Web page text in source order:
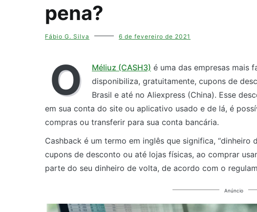
pena?
Fábio G. Silva 6 de fevereiro de 2021
O Méliuz (CASH3) é uma das empresas mais
disponibiliza, gratuitamente, cupons de
Brasil e até no Aliexpress (China). Esse
em sua conta do site ou aplicativo usado e de lá, é
compras ou transferir para sua conta bancária.
Cashback é um termo em inglês que significa, “dinheiro
cupons de desconto ou até lojas físicas, ao comprar
parte do seu dinheiro de volta, de acordo com o
Anúncio